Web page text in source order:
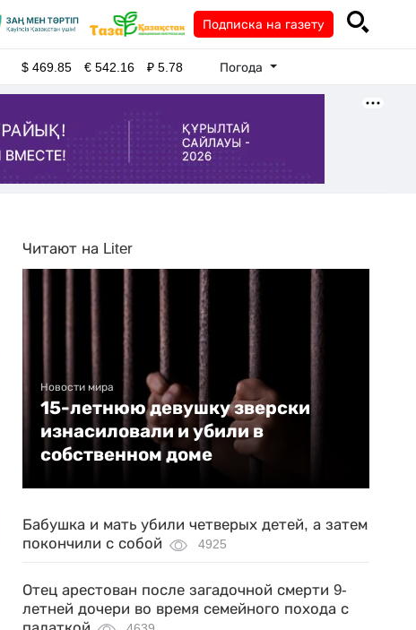
Подписка на газету
$469.85 €542.16 ₽5.78 Погода
Читают на Liter
Новости мира
15-летнюю девушку зверски
изнасиловали и убили в
собственном доме
Бабушка и мать убили четверых детей, а затем
покончили с собой
4925
Отец арестован после загадочной смерти 9-
летней дочери во время семейного похода с